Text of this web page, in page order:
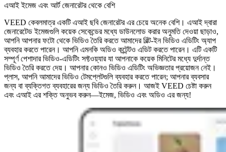
এআই ইমেজ এবং আর্ট জেনারেটর থেকে বেশি
VEED কেবলমাত্র একটি এআই ছবি জেনারেটর এর চেয়ে অনেক বেশি। এআই দ্বারা
জেনারেটেড ইমেজগুলি কয়েক সেকেন্ডের মধ্যে ডাউনলোড করার অনুমতি দেওয়া ছাড়াও,
আপনি আপনার ফটো থেকে ভিডিও তৈরি করতে আমাদের বিল্ট-ইন ভিডিও এডিটিং অ্যাপ
ব্যবহার করতে পারেন। আপনি এমনকি অডিও কন্টেন্টও এডিট করতে পারেন। এটি একটি
সম্পূর্ণ পেশাদার ভিডিও-এডিটিং সফ্টওয়্যার যা আপনাকে কয়েক মিনিটের মধ্যে দুর্দান্ত
ভিডিও তৈরি করতে দেয়। আপনার কোনও ভিডিও এডিটিং অভিজ্ঞতার প্রয়োজন নেই।
প্লাস, আপনি আমাদের ভিডিও টেমপ্লেটগুলি ব্যবহার করতে পারেন; আপনার ব্যবসার
জন্য বা ব্যক্তিগত ব্যবহারের জন্য ভিডিও তৈরি করুন। আজই VEED চেষ্টা করুন
এবং এআই এর শক্তি অনুভব করুন—ইমেজ, ভিডিও এবং অডিও এর জন্য!